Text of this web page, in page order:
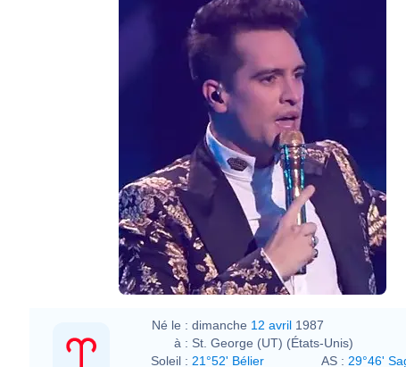
Né le : dimanche 12 avril 1987
à : St. George (UT) (États-Unis)
Soleil : 21°52' Bélier AS : 29°46'